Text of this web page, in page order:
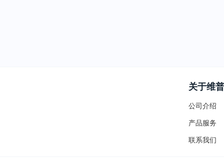
关于维普
公司介绍
产品服务
联系我们